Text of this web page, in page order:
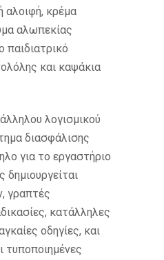
αλοιφή, κρέμα
αλωπεκίας
παιδιατρικό
και καψάκια
λογισμικού
διασφάλισης
για το εργαστήριο
δημιουργείται
γραπτές
κατάλληλες
οδηγίες, και
τυποποιημένες